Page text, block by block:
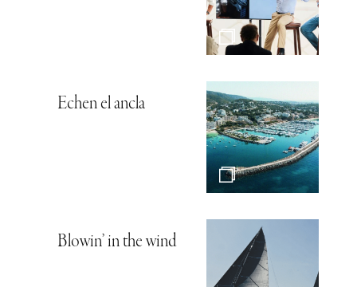
Echen el ancla
Blowin’ in the wind